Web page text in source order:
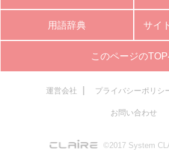
用語辞典 サイ
このページの
運営会社 プライバシーポリシ
お問い合わせ
©2017 System